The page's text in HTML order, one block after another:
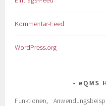
Kommentar-Feed
WordPress.org
eQMS
Funktionen,